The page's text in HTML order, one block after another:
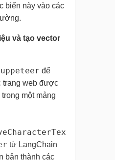
biến này vào các
và tạo vector
để
trang web được
một mảng
từ LangChain
bản thành các